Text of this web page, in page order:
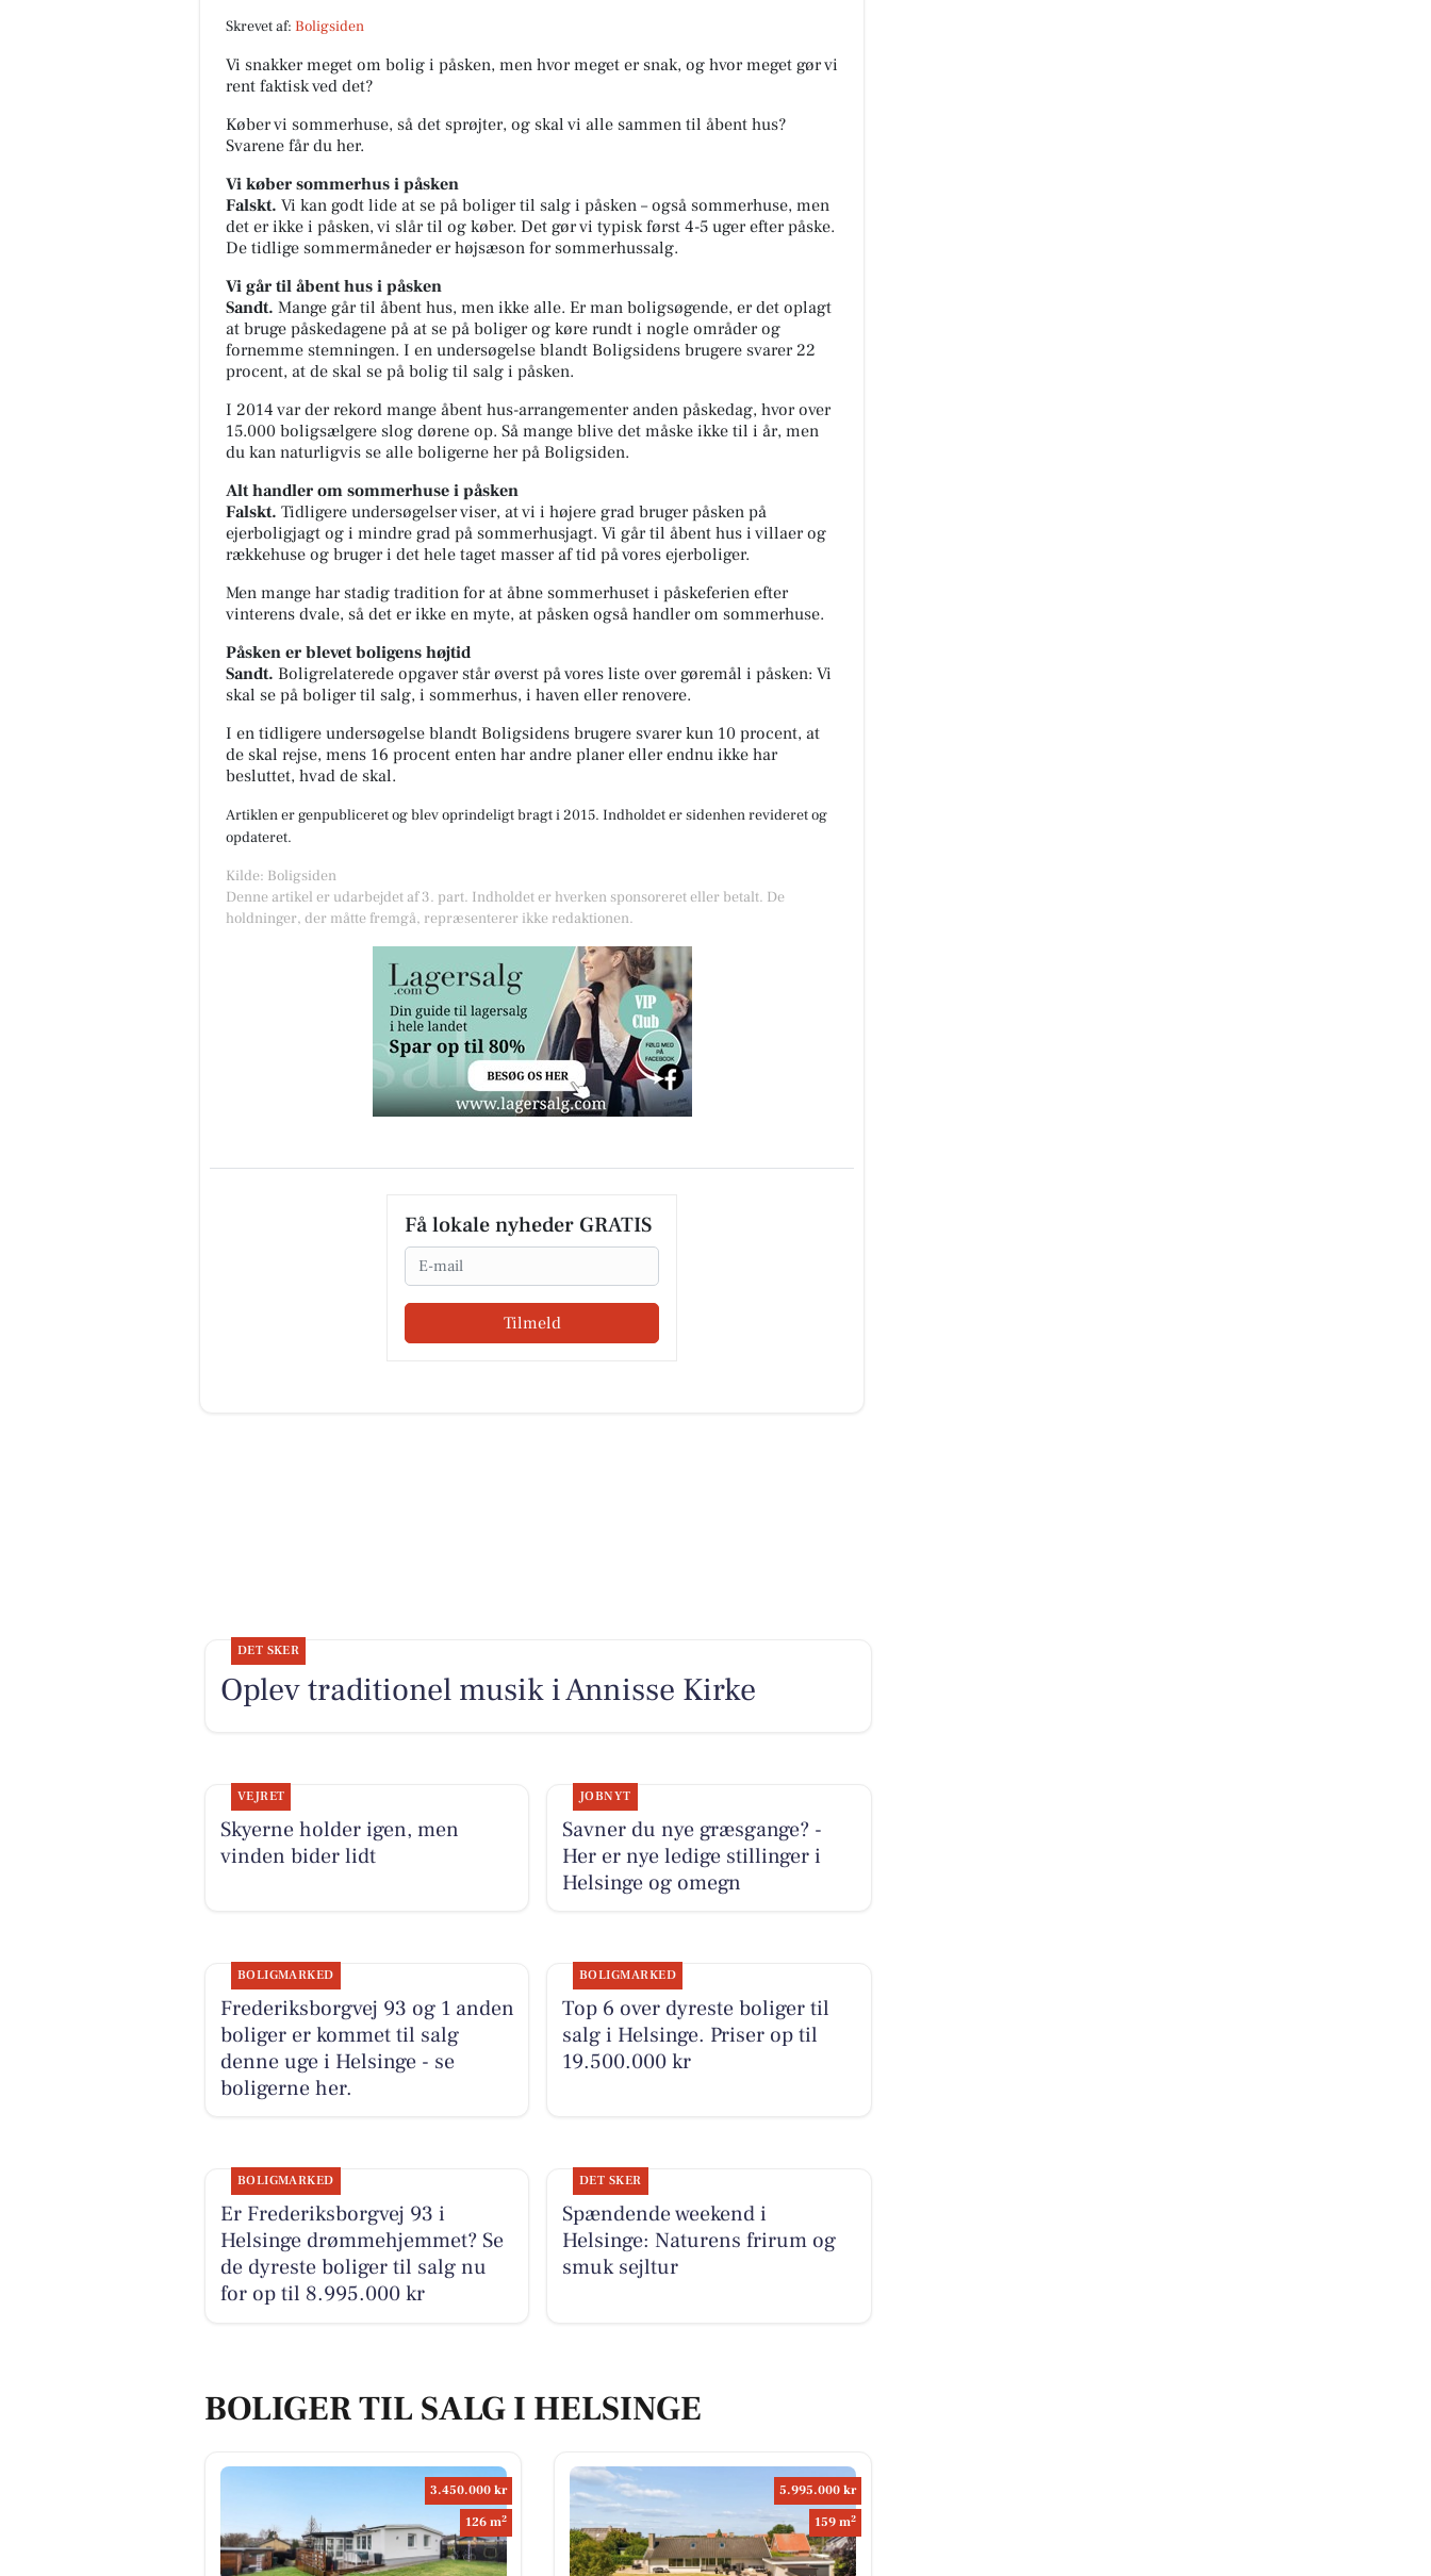
Skrevet af: Boligsiden
Vi snakker meget om bolig i påsken, men hvor meget er snak, og hvor meget gør vi
rent faktisk ved det?
Køber vi sommerhuse, så det sprøjter, og skal vi alle sammen til åbent hus?
Svarene får du her.
Vi køber sommerhus i påsken
Falskt. Vi kan godt lide at se på boliger til salg i påsken – også sommerhuse, men
det er ikke i påsken, vi slår til og køber. Det gør vi typisk først 4-5 uger efter påske.
De tidlige sommermåneder er højsæson for sommerhussalg.
Vi går til åbent hus i påsken
Sandt. Mange går til åbent hus, men ikke alle. Er man boligsøgende, er det oplagt
at bruge påskedagene på at se på boliger og køre rundt i nogle områder og
fornemme stemningen. I en undersøgelse blandt Boligsidens brugere svarer 22
procent, at de skal se på bolig til salg i påsken.
I 2014 var der rekord mange åbent hus-arrangementer anden påskedag, hvor over
15.000 boligsælgere slog dørene op. Så mange blive det måske ikke til i år, men
du kan naturligvis se alle boligerne her på Boligsiden.
Alt handler om sommerhuse i påsken
Falskt. Tidligere undersøgelser viser, at vi i højere grad bruger påsken på
ejerboligjagt og i mindre grad på sommerhusjagt. Vi går til åbent hus i villaer og
rækkehuse og bruger i det hele taget masser af tid på vores ejerboliger.
Men mange har stadig tradition for at åbne sommerhuset i påskeferien efter
vinterens dvale, så det er ikke en myte, at påsken også handler om sommerhuse.
Påsken er blevet boligens højtid
Sandt. Boligrelaterede opgaver står øverst på vores liste over gøremål i påsken: Vi
skal se på boliger til salg, i sommerhus, i haven eller renovere.
I en tidligere undersøgelse blandt Boligsidens brugere svarer kun 10 procent, at
de skal rejse, mens 16 procent enten har andre planer eller endnu ikke har
besluttet, hvad de skal.
Artiklen er genpubliceret og blev oprindeligt bragt i 2015. Indholdet er sidenhen revideret og
opdateret.
Kilde: Boligsiden
Denne artikel er udarbejdet af 3. part. Indholdet er hverken sponsoreret eller betalt. De
holdninger, der måtte fremgå, repræsenterer ikke redaktionen.
Få lokale nyheder GRATIS
Email
Tilmeld
DET SKER
Oplev traditionel musik i Annisse Kirke
VEJRET
Skyerne holder igen, men
vinden bider lidt
JOBNYT
Savner du nye græsgange? -
Her er nye ledige stillinger i
Helsinge og omegn
BOLIGMARKED
Frederiksborgvej 93 og 1 anden
boliger er kommet til salg
denne uge i Helsinge - se
boligerne her.
BOLIGMARKED
Top 6 over dyreste boliger til
salg i Helsinge. Priser op til
19.500.000 kr
BOLIGMARKED
Er Frederiksborgvej 93 i
Helsinge drømmehjemmet? Se
de dyreste boliger til salg nu
for op til 8.995.000 kr
DET SKER
Spændende weekend i
Helsinge: Naturens frirum og
smuk sejltur
BOLIGER TIL SALG I HELSINGE
3.450.000 kr
126 m2
5.995.000 kr
159 m2